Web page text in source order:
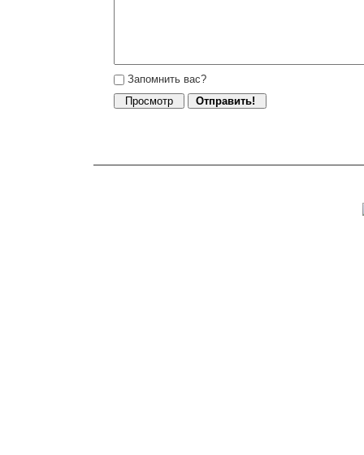
Запомнить вас?